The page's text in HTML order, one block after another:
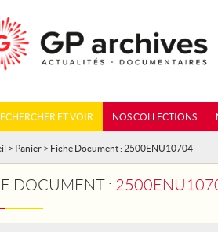
ET VOIR NOS COLLECTIONS
> Panier > Fiche Document : 2500ENU10704
DOCUMENT : 2500ENU10704 - LA